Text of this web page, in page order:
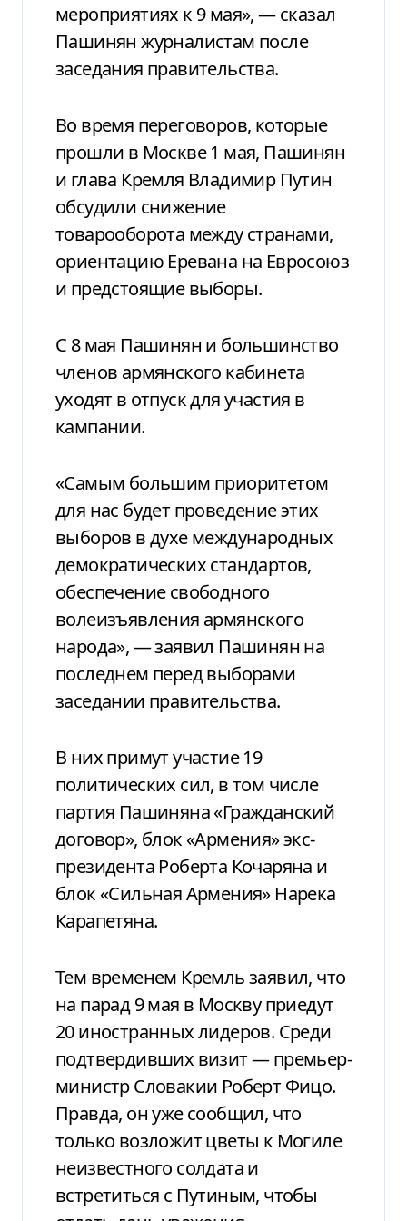
мероприятиях к 9 мая», — сказал
Пашинян журналистам после
заседания правительства.
Во время переговоров, которые
прошли в Москве 1 мая, Пашинян
и глава Кремля Владимир Путин
обсудили снижение
товарооборота между странами,
ориентацию Еревана на Евросоюз
и предстоящие выборы.
С 8 мая Пашинян и большинство
членов армянского кабинета
уходят в отпуск для участия в
кампании.
«Самым большим приоритетом
для нас будет проведение этих
выборов в духе международных
демократических стандартов,
обеспечение свободного
волеизъявления армянского
народа», — заявил Пашинян на
последнем перед выборами
заседании правительства.
В них примут участие 19
политических сил, в том числе
партия Пашиняна «Гражданский
договор», блок «Армения» экс-
президента Роберта Кочаряна и
блок «Сильная Армения» Нарека
Карапетяна.
Тем временем Кремль заявил, что
на парад 9 мая в Москву приедут
20 иностранных лидеров. Среди
подтвердивших визит — премьер-
министр Словакии Роберт Фицо.
Правда, он уже сообщил, что
только возложит цветы к Могиле
неизвестного солдата и
встретиться с Путиным, чтобы